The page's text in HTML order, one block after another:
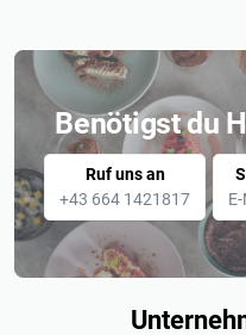
Benötigst du
Ruf uns an
+43 664 1421817